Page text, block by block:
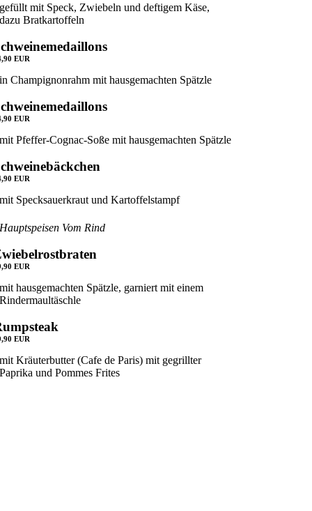
gefüllt mit Speck, Zwiebeln und deftigem Käse,
dazu Bratkartoffeln
EUR
in Champignonrahm mit hausgemachten Spätzle
EUR
mit Pfeffer-Cognac-Soße mit hausgemachten Spätzle
EUR
mit Specksauerkraut und Kartoffelstampf
Hauptspeisen Vom Rind
EUR
mit hausgemachten Spätzle, garniert mit einem
Rindermaultäschle
EUR
mit Kräuterbutter (Cafe de Paris) mit gegrillter
Paprika und Pommes Frites